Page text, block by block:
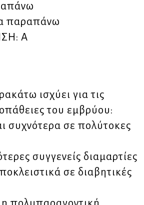
παραπάνω
Α
ισχύει για τις
του εμβρύου:
συχνότερα σε πολύτοκες
συγγενείς διαμαρτίες
σε διαβητικές